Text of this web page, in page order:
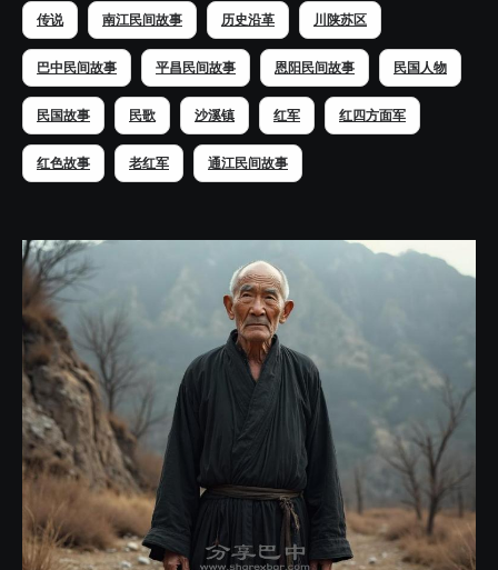
传说 南江民间故事 历史沿革 川陕苏区
巴中民间故事 平昌民间故事 恩阳民间故事 民国人物
民国故事 民歌 沙溪镇 红军 红四方面军
红色故事 老红军 通江民间故事